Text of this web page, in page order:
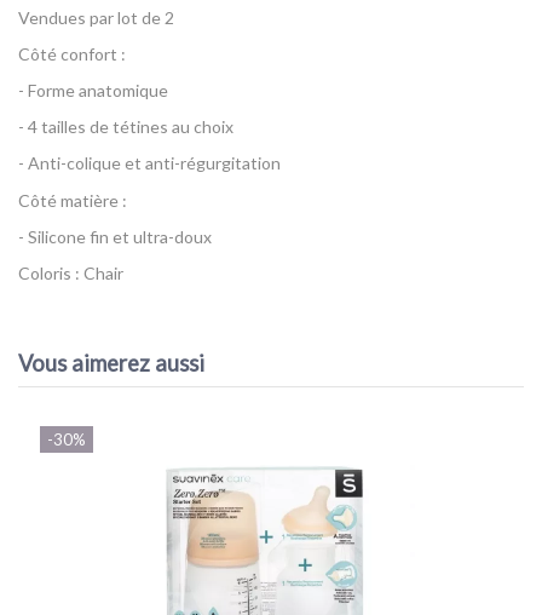
Vendues par lot de 2
Côté confort :
- Forme anatomique
- 4 tailles de tétines au choix
- Anti-colique et anti-régurgitation
Côté matière :
- Silicone fin et ultra-doux
Coloris : Chair
Vous aimerez aussi
-30%